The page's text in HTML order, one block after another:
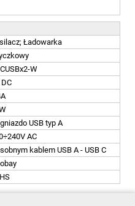
Ładowarka
W
USB typ A
AC
kablem USB A - USB C